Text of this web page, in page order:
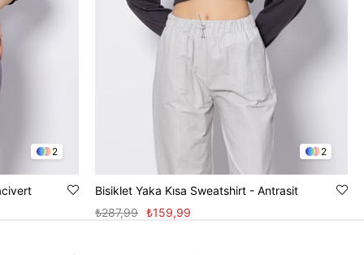
2 2
Bisiklet Yaka Kısa Sweatshirt - Antrasit
₺159,99
₺287,99